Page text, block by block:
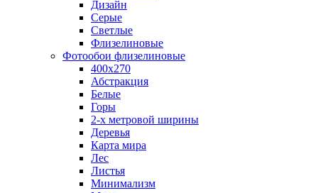
Дизайн
Серые
Светлые
Флизелиновые
Фотообои флизелиновые
400х270
Абстракция
Белые
Горы
2-х метровой ширины
Деревья
Карта мира
Лес
Листья
Минимализм